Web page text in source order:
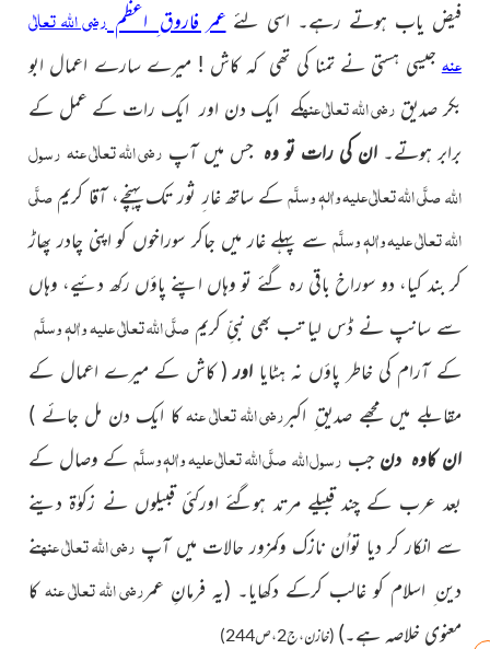
فیض یاب ہوتے رہے۔ اسی لئے عمر فاروق ِ اعظم رضی اللہ تعالٰی
عنہ جیسی ہستی نے تمنا کی تھی کہ کاش ! میرے سارے اعمال ابو
بکر صدیق رضی اللہ تعالٰی عنہکے ایک دن اور ایک رات کے عمل کے
برابر ہوتے۔ان کی رات تو وہ جس میں آپ رضی اللہ تعالٰی عنہرسول
اللہصلَّی اللہ تعالٰی علیہ واٰلہٖ وسلَّمکے ساتھ غار ِ ثور تک پہنچے، آقا کریمصلَّی
اللہ تعالٰی علیہ واٰلہٖ وسلَّمسے پہلے غار میں جاکر سوراخوں کو اپنی چادر پھاڑ
کر بند کیا، دو سوراخ باقی رہ گئے تو وہاں اپنے پاؤں رکھ دئیے، وہاں
سے سانپ نے ڈس لیا تب بھی نبیِّ کریم صلَّی اللہ تعالٰی علیہ واٰلہٖ وسلَّم
کے آرام کی خاطر پاؤں نہ ہٹایا اور( کاش کے میرے اعمال کے
مقابلے میں مجھے صدیق ِ اکبررضی اللہ تعالٰی عنہکا ایک دن مل جائے )
ان کاوہ دنجب رسولاللہصلَّی اللہ تعالٰی علیہ واٰلہٖ وسلَّمکے وصال کے
بعد عرب کے چند قبیلے مرتد ہوگئے اورکئی قبیلوں نے زکوٰۃ دینے
سے انکار کر دیا تواُن نازک وکمزور حالات میں آپ رضی اللہ تعالٰی عنہنے
دین ِ اسلام کو غالب کرکے دکھایا۔ (یہ فرمانِ عمررضی اللہ تعالٰی عنہ کا
معنوی خلاصہ ہے۔) (خازن،ج2،ص244)